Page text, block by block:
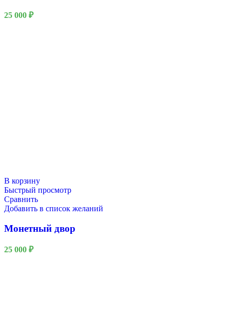
25 000 ₽
В корзину
Быстрый просмотр
Сравнить
Добавить в список желаний
Монетный двор
25 000 ₽